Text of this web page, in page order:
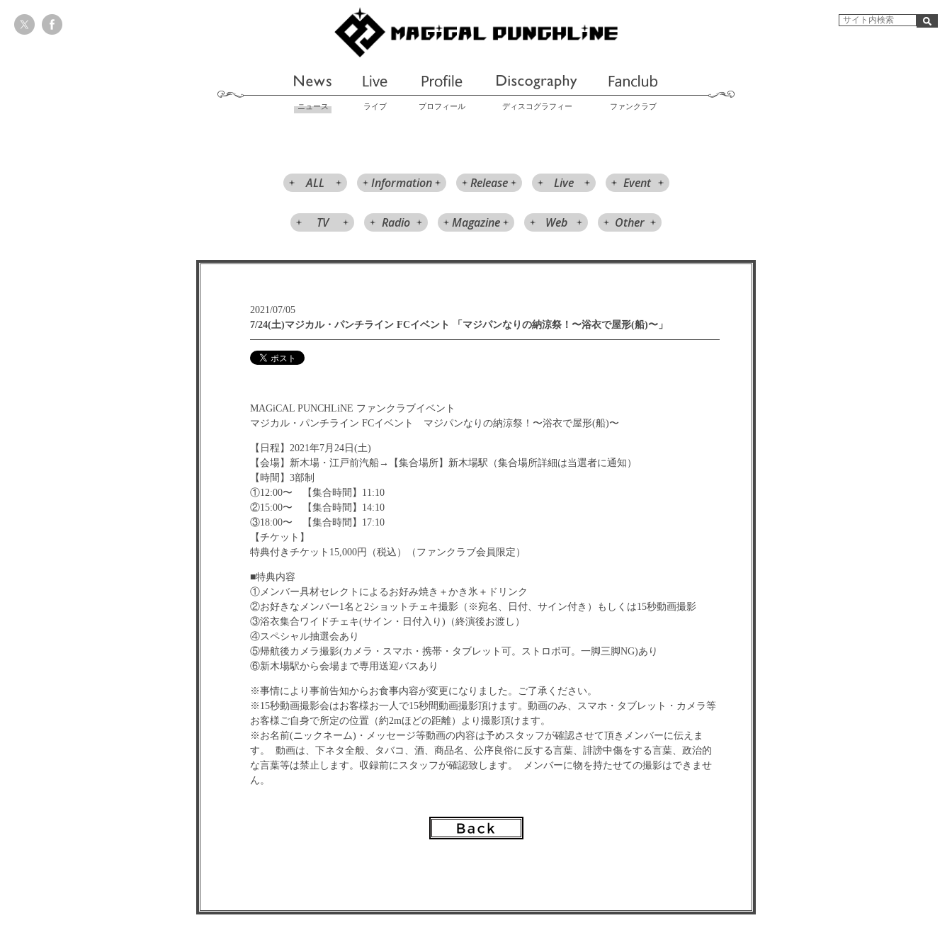
ニュース ライブ プロフィール ディスコグラフィー ファンクラブ
ALL Information Release Live Event
TV Radio Magazine Web Other
2021/07/05
7/24(土)マジカル・パンチライン FCイベント 「マジパンなりの納涼祭！〜浴衣で屋形(船)〜」
MAGiCAL PUNCHLiNE ファンクラブイベント
マジカル・パンチライン FCイベント マジパンなりの納涼祭！〜浴衣で屋形(船)〜
【日程】2021年7月24日(土)
【会場】新木場・江戸前汽船→【集合場所】新木場駅（集合場所詳細は当選者に通知）
【時間】3部制
①12:00〜 【集合時間】11:10
②15:00〜 【集合時間】14:10
③18:00〜 【集合時間】17:10
【チケット】
特典付きチケット15,000円（税込）（ファンクラブ会員限定）
■特典内容
①メンバー具材セレクトによるお好み焼き＋かき氷＋ドリンク
②お好きなメンバー1名と2ショットチェキ撮影（※宛名、日付、サイン付き）もしくは15秒動画撮影
③浴衣集合ワイドチェキ(サイン・日付入り)（終演後お渡し）
④スペシャル抽選会あり
⑤帰航後カメラ撮影(カメラ・スマホ・携帯・タブレット可。ストロボ可。一脚三脚NG)あり
⑥新木場駅から会場まで専用送迎バスあり
※事情により事前告知からお食事内容が変更になりました。ご了承ください。
※15秒動画撮影会はお客様お一人で15秒間動画撮影頂けます。動画のみ、スマホ・タブレット・カメラ等
お客様ご自身で所定の位置（約2mほどの距離）より撮影頂けます。
※お名前(ニックネーム)・メッセージ等動画の内容は予めスタッフが確認させて頂きメンバーに伝えま
す。 動画は、下ネタ全般、タバコ、酒、商品名、公序良俗に反する言葉、誹謗中傷をする言葉、政治的
な言葉等は禁止します。収録前にスタッフが確認致します。 メンバーに物を持たせての撮影はできませ
ん。
・お客様は新木場駅から専用の送迎バスでご移動頂きます。